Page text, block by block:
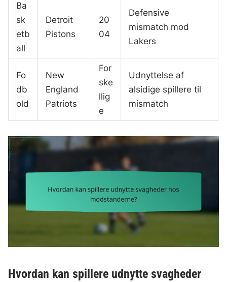
Ba
sk
etb
all
Detroit
Pistons
20
04
Defensive
mismatch mod
Lakers
Fo
db
old
New
England
Patriots
For
ske
llig
e
Udnyttelse af
alsidige spillere til
mismatch
Hvordan kan spillere udnytte svagheder